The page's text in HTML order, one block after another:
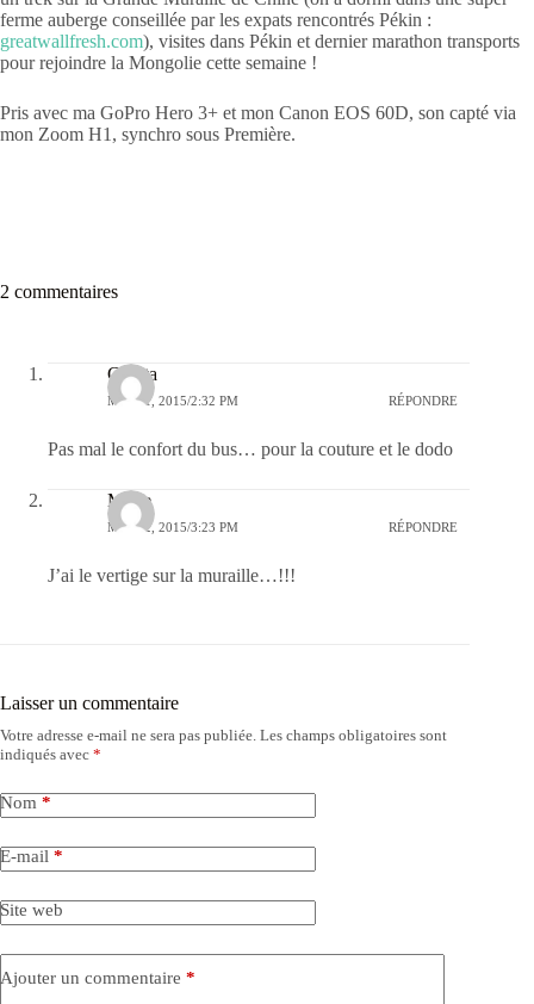
ferme auberge conseillée par les expats rencontrés Pékin :
greatwallfresh.com), visites dans Pékin et dernier marathon transports
pour rejoindre la Mongolie cette semaine !
Pris avec ma GoPro Hero 3+ et mon Canon EOS 60D, son capté via
mon Zoom H1, synchro sous Première.
2 commentaires
Clarita
MAI 11, 2015/2:32 PM RÉPONDRE
Pas mal le confort du bus… pour la couture et le dodo
Marie
MAI 12, 2015/3:23 PM RÉPONDRE
J’ai le vertige sur la muraille…!!!
Laisser un commentaire
Votre adresse e-mail ne sera pas publiée. Les champs obligatoires sont
indiqués avec *
Nom *
E-mail *
Site web
Ajouter un commentaire *